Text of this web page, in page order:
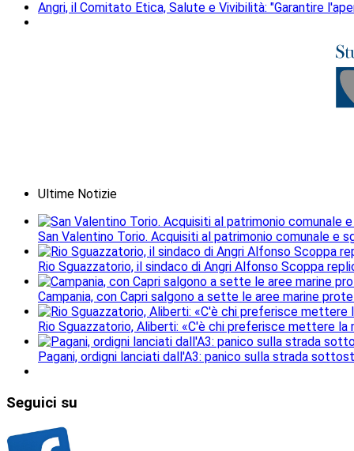
Angri, il Comitato Etica, Salute e Vivibilità: "Garantire
Ultime Notizie
San Valentino Torio. Acquisiti al patrimonio comunale e
Rio Sguazzatorio, il sindaco di Angri Alfonso Scoppa
Campania, con Capri salgono a sette le aree marine
Rio Sguazzatorio, Aliberti: «C'è chi preferisce mettere la
Pagani, ordigni lanciati dall'A3: panico sulla strada
Seguici su